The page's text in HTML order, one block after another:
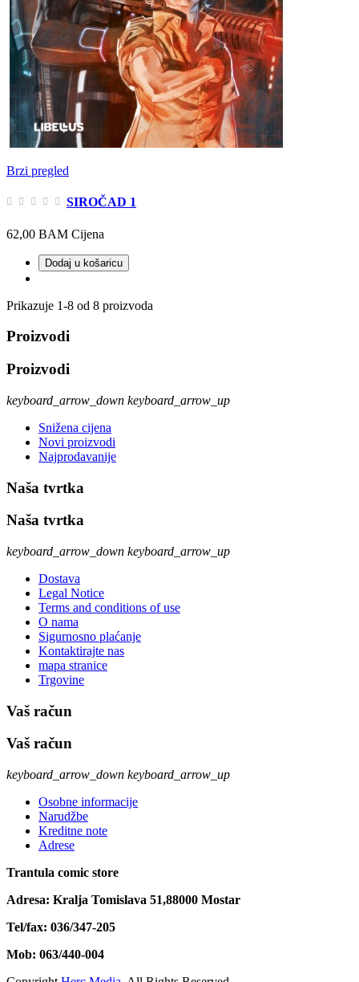
Brzi pregled
SIROČAD 1
62,00 BAM Cijena
Dodaj u košaricu
Prikazuje 1-8 od 8 proizvoda
Proizvodi
Proizvodi
keyboard_arrow_down keyboard_arrow_up
Snižena cijena
Novi proizvodi
Najprodavanije
Naša tvrtka
Naša tvrtka
keyboard_arrow_down keyboard_arrow_up
Dostava
Legal Notice
Terms and conditions of use
O nama
Sigurnosno plaćanje
Kontaktirajte nas
mapa stranice
Trgovine
Vaš račun
Vaš račun
keyboard_arrow_down keyboard_arrow_up
Osobne informacije
Narudžbe
Kreditne note
Adrese
Trantula comic store
Adresa: Kralja Tomislava 51,88000 Mostar
Tel/fax: 036/347-205
Mob: 063/440-004